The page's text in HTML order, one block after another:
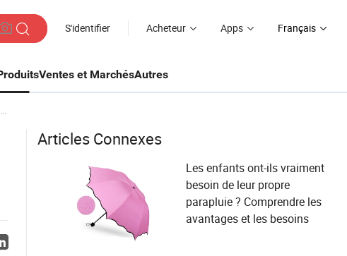
S'identifier Acheteur Apps Français
Ventes et MarchésAutres
Articles Connexes
Les enfants ont-ils vraiment
besoin de leur propre
parapluie ? Comprendre les
avantages et les besoins